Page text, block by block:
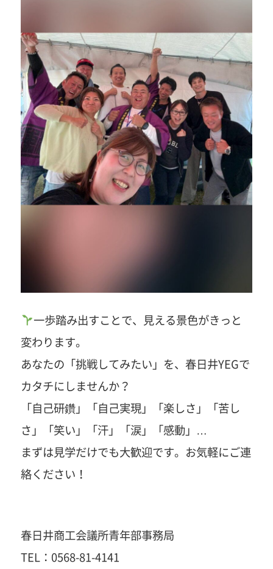
一歩踏み出すことで、見える景色がきっと
変わります。
あなたの「挑戦してみたい」を、春日井YEGで
カタチにしませんか？
「自己研鑽」「自己実現」「楽しさ」「苦し
さ」「笑い」「汗」「涙」「感動」…
まずは見学だけでも大歓迎です。お気軽にご連
絡ください！
春日井商工会議所青年部事務局
TEL：0568-81-4141